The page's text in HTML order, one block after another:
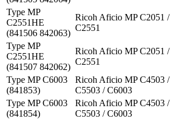
Type MP
C2551HE
(841506 842063)
Ricoh Aficio MP C2051 /
C2551
Type MP
C2551HE
(841507 842062)
Ricoh Aficio MP C2051 /
C2551
Type MP C6003
(841853)
Ricoh Aficio MP C4503 /
C5503 / C6003
Type MP C6003
(841854)
Ricoh Aficio MP C4503 /
C5503 / C6003